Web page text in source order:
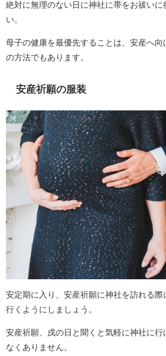
絶対に無理のない日に神社に帯をお祓いに
い。
母子の健康を最優先することは、安産へ
の方法でもあります。
安産祈願の服装
安定期に入り、安産祈願に神社を訪れる際
行くようにしましょう。
安産祈願、戌の日と聞くと気軽に神社に
なくありません。